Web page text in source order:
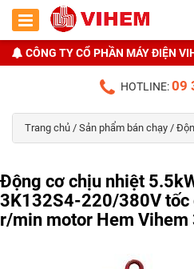
CÔNG TY CỔ PHẦN MÁY ĐIỆN
HOTLINE:09
Trang chủ / Sản phẩm bán chạy /
Động cơ chịu nhiệt
3K132S4-220/380V
r/min motor Hem Vihem